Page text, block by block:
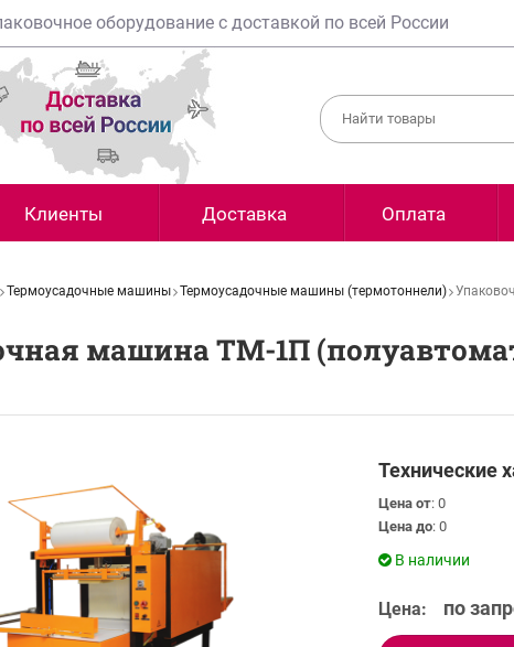
оборудование с доставкой по всей России
Клиенты Доставка Оплата
Термоусадочные машины Термоусадочные машины (термотоннели)
машина ТМ-1П
Технические
Цена от: 0
Цена до: 0
В наличии
Цена: по